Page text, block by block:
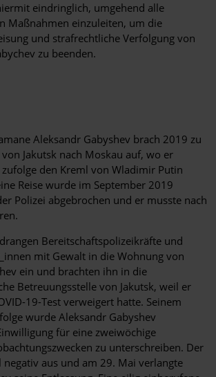
eindringlich, umgehend alle
Maßnahmen einzuleiten, um die
und strafrechtliche Verfolgung von
zu beenden.
Aleksandr Gabyshev brach 2019 zu
Jakutsk nach Moskau auf, wo er
zufolge den Kreml von Wladimir Putin
Reise wurde im September 2019
Polizei abgebrochen und er musste nach
Bereitschaftspolizeikräfte und
mit Gewalt in die Wohnung von
ein und brachten ihn in die
Betreuungsstelle von Jakutsk, weil er
19-Test verweigert hatte. Seinem
wurde Aleksandr Gabyshev
für eine zweiwöchige
zu unterschreiben. Der
negativ aus und am 29. Mai verlangte